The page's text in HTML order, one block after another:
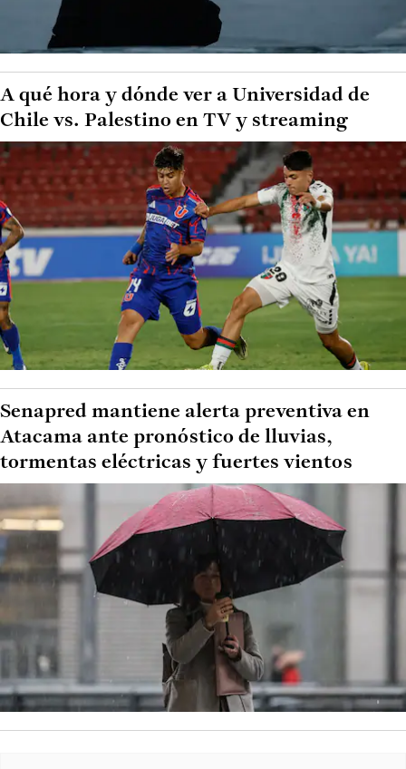
A qué hora y dónde ver a Universidad de
Chile vs. Palestino en TV y streaming
Senapred mantiene alerta preventiva en
Atacama ante pronóstico de lluvias,
tormentas eléctricas y fuertes vientos